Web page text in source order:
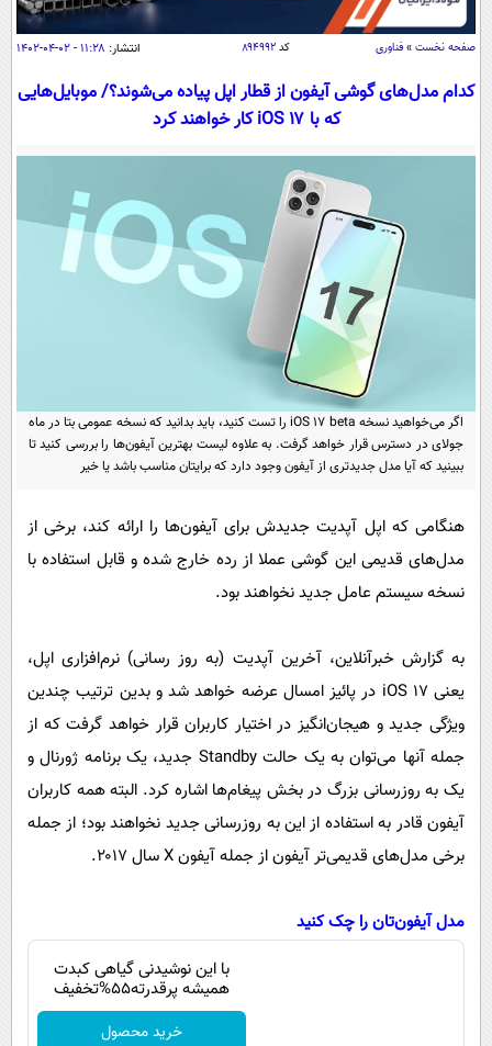
اقتصاد
اقتصادی
خودرو
جامعه
اجتماعی
حوادث
یک برش دانایی
محیط زیست
سفر و تفریح
ورزشی
بین الملل
فرهنگ و هنر
علم و دانش
فناوری و It
علمی
اخبار کریپتو
قرآن
گوناگون
سرگرمی
مجله تصویری سلاح
فیلم
ورزش
سیاست
محیط زیست
فرهنگی
بین الملل
اجتماعی
حیات وحش
خواندنی ها و دیدنی ها
داستان کوتاه
روانشناسی
آموزش زبان
صفحه نخست » فناوری کد۸۹۴۹۹۲ انتشار: ۱۱:۲۸ - ۰۲-۰۴-۱۴۰۲
کدام مدل‌های گوشی آیفون از قطار اپل پیاده می‌شوند؟/ موبایل‌هایی
که با iOS ۱۷ کار خواهند کرد
اگر می‌خواهید نسخه iOS ۱۷ beta را تست کنید، باید بدانید که نسخه عمومی بتا در ماه
جولای در دسترس قرار خواهد گرفت. به علاوه لیست بهترین آیفون‌ها را بررسی کنید تا
ببینید که آیا مدل جدیدتری از آیفون وجود دارد که برایتان مناسب باشد یا خیر
هنگامی که اپل آپدیت جدیدش برای آیفون‌ها را ارائه کند، برخی از
مدل‌های قدیمی این گوشی عملا از رده خارج شده و قابل استفاده با
نسخه سیستم عامل جدید نخواهند بود.
به گزارش خبرآنلاین، آخرین آپدیت (به روز رسانی) نرم‌افزاری اپل،
یعنی iOS ۱۷ در پائیز امسال عرضه خواهد شد و بدین ترتیب چندین
ویژگی جدید و هیجان‌انگیز در اختیار کاربران قرار خواهد گرفت که از
جمله آنها می‌توان به یک حالت Standby جدید، یک برنامه ژورنال و
یک به روزرسانی بزرگ در بخش پیغام‌ها اشاره کرد. البته همه کاربران
آیفون قادر به استفاده از این به روزرسانی جدید نخواهند بود؛ از جمله
برخی مدل‌های قدیمی‌تر آیفون از جمله آیفون X سال ۲۰۱۷.
مدل آیفون‌تان را چک کنید
با این نوشیدنی گیاهی کبدت
همیشه پرقدرته55%تخفیف
خرید محصول